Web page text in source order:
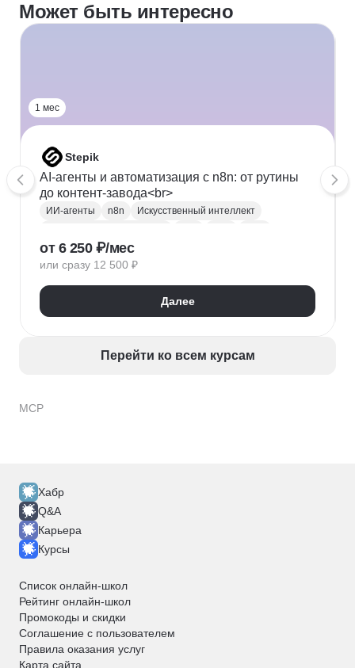
MCP
Может быть интересно
1 мес
Stepik
AI-агенты и автоматизация с n8n: от рутины
до контент-завода<br>
ИИ-агенты n8n
Искусственный интеллект
Airtable
Redis
от 6 250 ₽/мес
или сразу 12 500 ₽
Далее
Перейти ко всем курсам
Хабр
Q&A
Карьера
Курсы
Список онлайн-школ
Рейтинг онлайн-школ
Промокоды и скидки
Соглашение с пользователем
Правила оказания услуг
Карта сайта